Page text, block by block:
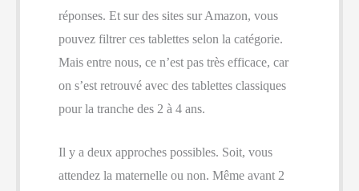
réponses. Et sur des sites sur Amazon, vous
pouvez filtrer ces tablettes selon la catégorie.
Mais entre nous, ce n’est pas très efficace, car
on s’est retrouvé avec des tablettes classiques
pour la tranche des 2 à 4 ans.
Il y a deux approches possibles. Soit, vous
attendez la maternelle ou non. Même avant 2